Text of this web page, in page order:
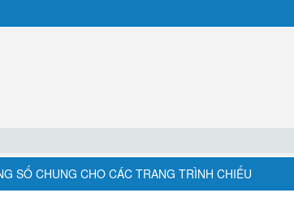
SỐ CHUNG CHO CÁC TRANG TRÌNH CHIẾU